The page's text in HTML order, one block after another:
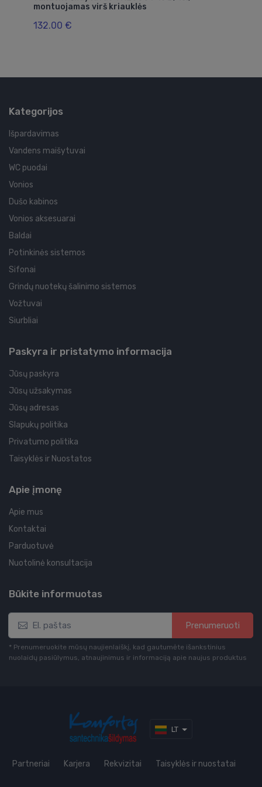
montuojamas virš kriauklės
132.00 €
Kategorijos
Išpardavimas
Vandens maišytuvai
WC puodai
Vonios
Dušo kabinos
Vonios aksesuarai
Baldai
Potinkinės sistemos
Sifonai
Grindų nuotekų šalinimo sistemos
Vožtuvai
Siurbliai
Paskyra ir pristatymo informacija
Jūsų paskyra
Jūsų užsakymas
Jūsų adresas
Slapukų politika
Privatumo politika
Taisyklės ir Nuostatos
Apie įmonę
Apie mus
Kontaktai
Parduotuvė
Nuotolinė konsultacija
Būkite informuotas
Prenumeruoti
* Prenumeruokite mūsų naujienlaiškį, kad gautumėte išankstinius
nuolaidų pasiūlymus, atnaujinimus ir informaciją apie naujus produktus
LT
Partneriai Karjera Rekvizitai Taisyklės ir nuostatai